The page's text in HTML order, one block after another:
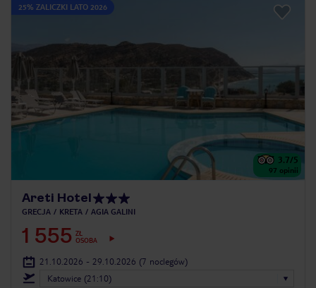
25% ZALICZKI LATO 2026
3.7/5
97 opinii
Areti Hotel
GRECJA KRETA AGIA GALINI
1 555 ZŁ
OSOBA
21.10.2026 - 29.10.2026 (7 noclegów)
Katowice (21:10)